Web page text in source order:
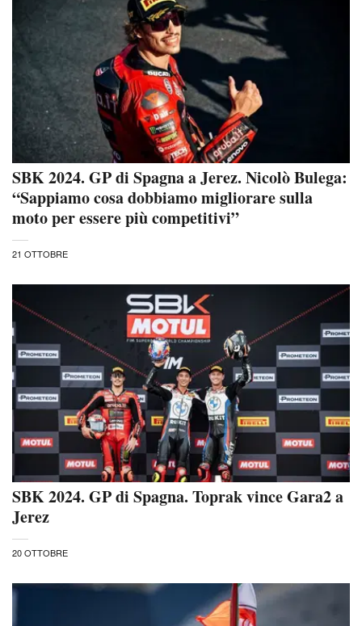
SBK 2024. GP di Spagna a Jerez. Nicolò Bulega:
“Sappiamo cosa dobbiamo migliorare sulla
moto per essere più competitivi”
21 OTTOBRE
SBK 2024. GP di Spagna. Toprak vince Gara2 a
Jerez
20 OTTOBRE